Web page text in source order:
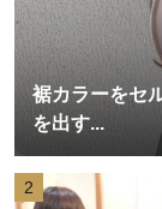
裾カラーをセ
を出す...
2